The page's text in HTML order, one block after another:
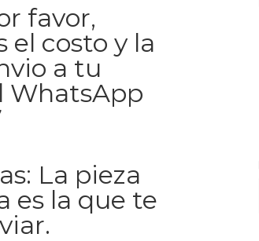
favor,
el costo y la
a tu
WhatsApp
La pieza
es la que te